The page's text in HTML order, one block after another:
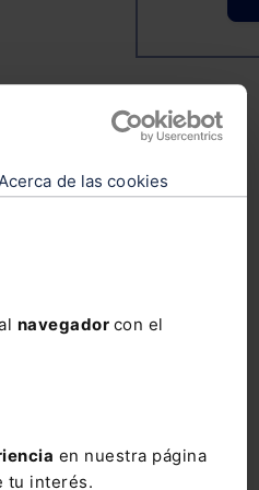
de las cookies
navegador con el
en nuestra página
tu interés.